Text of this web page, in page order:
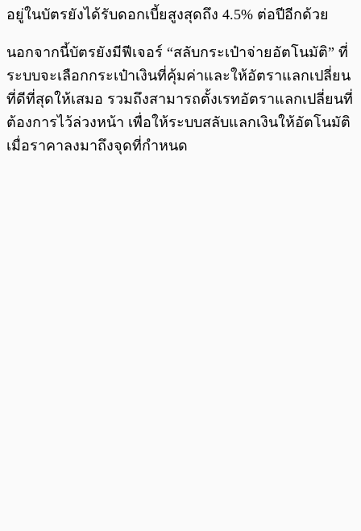
อยู่ในบัตรยังได้รับดอกเบี้ยสูงสุดถึง 4.5% ต่อปีอีกด้วย
นอกจากนี้บัตรยังมีฟีเจอร์ “สลับกระเป๋าจ่ายอัตโนมัติ” ที่
ระบบจะเลือกกระเป๋าเงินที่คุ้มค่าและให้อัตราแลกเปลี่ยน
ที่ดีที่สุดให้เสมอ รวมถึงสามารถตั้งเรทอัตราแลกเปลี่ยนที่
ต้องการไว้ล่วงหน้า เพื่อให้ระบบสลับแลกเงินให้อัตโนมัติ
เมื่อราคาลงมาถึงจุดที่กำหนด